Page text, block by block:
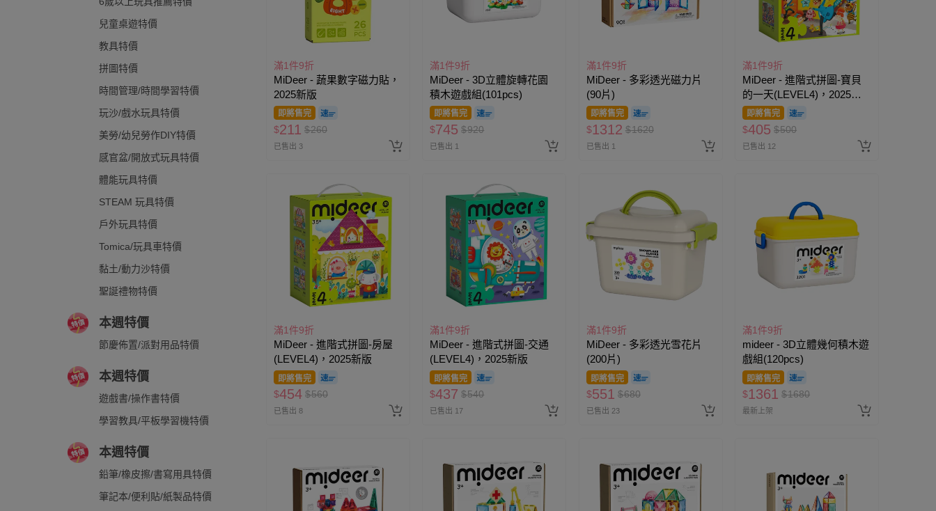
兒童桌遊特價
教具特價
拼圖特價
時間管理/時間學習特價
玩沙/戲水玩具特價
美勞/幼兒勞作DIY特價
感官盆/開放式玩具特價
體能玩具特價
STEAM 玩具特價
戶外玩具特價
Tomica/玩具車特價
黏土/動力沙特價
聖誕禮物特價
本週特價
節慶佈置/派對用品特價
本週特價
遊戲書/操作書特價
學習教具/平板學習機特價
本週特價
鉛筆/橡皮擦/書寫用具特價
筆記本/便利貼/紙製品特價
滿1件9折
MiDeer - 蔬果數字磁力貼，
2025新版
即將售完
$211 $260
已售出 3
滿1件9折
MiDeer - 3D立體旋轉花園
積木遊戲組(101pcs)
即將售完
$745 $920
已售出 1
滿1件9折
MiDeer - 多彩透光磁力片
(90片)
即將售完
$1312 $1620
已售出 1
滿1件9折
MiDeer - 進階式拼圖-寶貝
的一天(LEVEL4)，2025新
版即將售完
$405 $500
已售出 12
滿1件9折
MiDeer - 進階式拼圖-房屋
(LEVEL4)，2025新版
即將售完
$454 $560
已售出 8
滿1件9折
MiDeer - 進階式拼圖-交通
(LEVEL4)，2025新版
即將售完
$437 $540
已售出 17
滿1件9折
MiDeer - 多彩透光雪花片
(200片)
即將售完
$551 $680
已售出 23
滿1件9折
mideer - 3D立體幾何積木遊
戲組(120pcs)
即將售完
$1361 $1680
最新上架